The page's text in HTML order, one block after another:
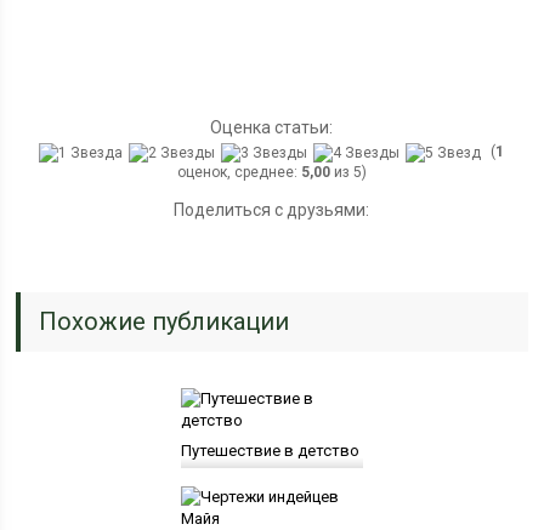
Оценка статьи:
(1
оценок, среднее: 5,00из 5)
Поделиться с друзьями:
Похожие публикации
Путешествие в детство